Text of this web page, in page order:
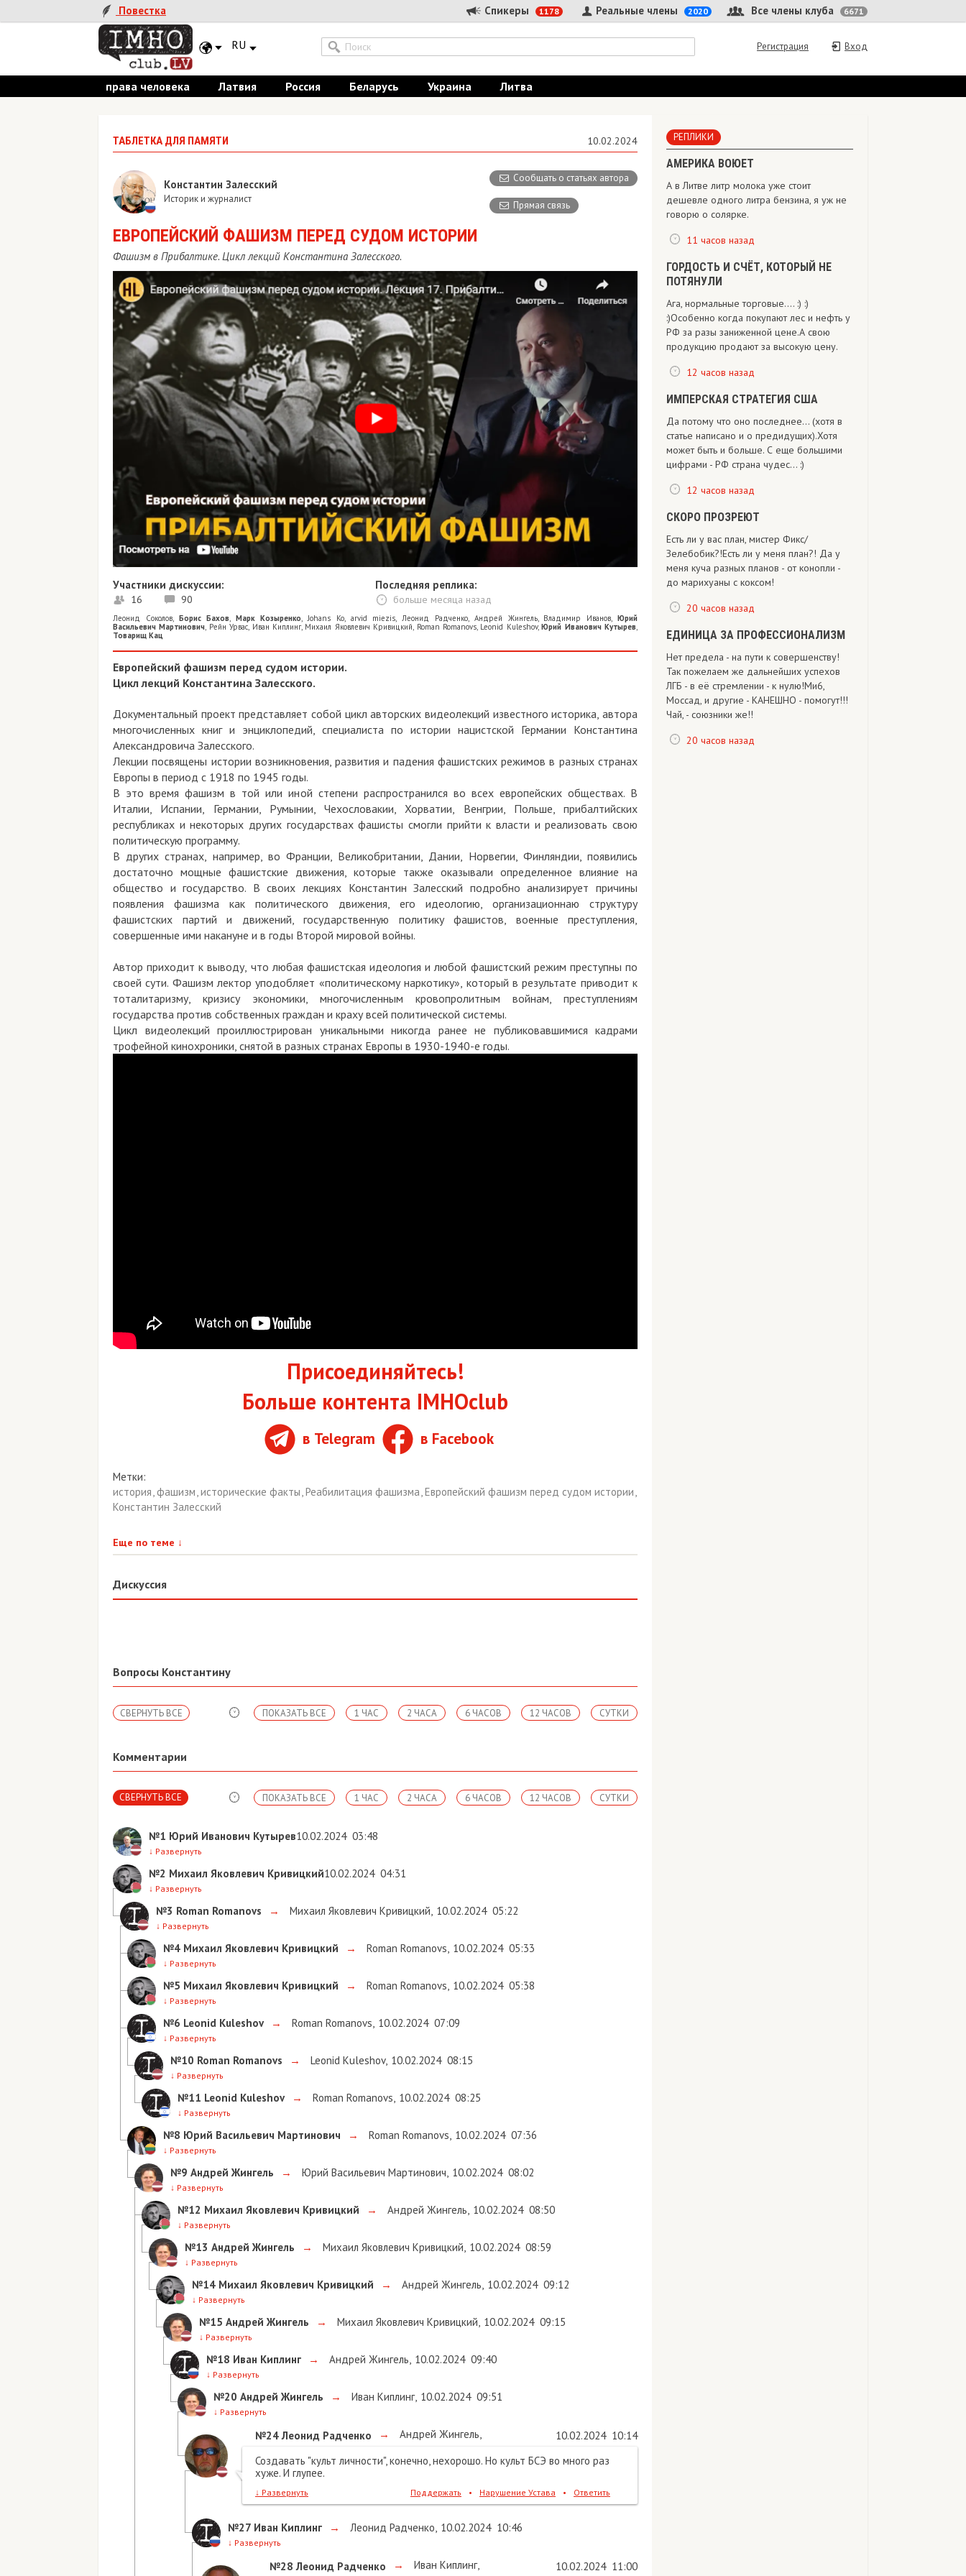
Повестка Спикеры 1178 Все члены клуба 6671
Реальные члены 2020
RU Вход
Регистрация
права человека Латвия Россия Беларусь Украина Литва
ТАБЛЕТКА ДЛЯ ПАМЯТИ 10.02.2024
Сообщать о статьях автора
Прямая связь
Константин Залесский
Историк и журналист
ЕВРОПЕЙСКИЙ ФАШИЗМ ПЕРЕД СУДОМ ИСТОРИИ
Фашизм в Прибалтике. Цикл лекций Константина Залесского.
Участники дискуссии:
16 90
Последняя реплика:
больше месяца назад
Леонид Соколов, Борис Бахов,Марк Козыренко,Johans Ko, arvid miezis,Леонид Радченко, Андрей Жингель, Владимир Иванов, Юрий
Васильевич Мартинович, Рейн Урвас, Иван Киплинг, Михаил Яковлевич Кривицкий, Roman Romanovs, Leonid Kuleshov,Юрий Иванович Кутырев,
Товарищ Кац
Европейский фашизм перед судом истории.
Цикл лекций Константина Залесского.
Документальный проект представляет собой цикл авторских видеолекций известного историка, автора
многочисленных книг и энциклопедий, специалиста по истории нацистской Германии Константина
Александровича Залесского.
Лекции посвящены истории возникновения, развития и падения фашистских режимов в разных странах
Европы в период с 1918 по 1945 годы.
В это время фашизм в той или иной степени распространился во всех европейских обществах. В
Италии, Испании, Германии, Румынии, Чехословакии, Хорватии, Венгрии, Польше, прибалтийских
республиках и некоторых других государствах фашисты смогли прийти к власти и реализовать свою
политическую программу.
В других странах, например, во Франции, Великобритании, Дании, Норвегии, Финляндии, появились
достаточно мощные фашистские движения, которые также оказывали определенное влияние на
общество и государство. В своих лекциях Константин Залесский подробно анализирует причины
появления фашизма как политического движения, его идеологию, организационнаю структуру
фашистских партий и движений, государственную политику фашистов, военные преступления,
совершенные ими накануне и в годы Второй мировой войны.
Автор приходит к выводу, что любая фашистская идеология и любой фашистский режим преступны по
своей сути. Фашизм лектор уподобляет «политическому наркотику», который в результате приводит к
тоталитаризму, кризису экономики, многочисленным кровопролитным войнам, преступлениям
государства против собственных граждан и краху всей политической системы.
Цикл видеолекций проиллюстрирован уникальными никогда ранее не публиковавшимися кадрами
трофейной кинохроники, снятой в разных странах Европы в 1930-1940-е годы.
Присоединяйтесь!
Больше контента IMHOclub
в Telegram в Facebook
Метки:
история фашизм исторические факты Реабилитация фашизма Европейский фашизм перед судом истории
Константин Залесский
Еще по теме ↓
Дискуссия
Вопросы Константину
СВЕРНУТЬ ВСЕ СУТКИ
12 ЧАСОВ
6 ЧАСОВ
2 ЧАСА
1 ЧАС
ПОКАЗАТЬ ВСЕ
Комментарии
СВЕРНУТЬ ВСЕ СУТКИ
12 ЧАСОВ
6 ЧАСОВ
2 ЧАСА
1 ЧАС
ПОКАЗАТЬ ВСЕ
№1 Юрий Иванович Кутырев10.02.2024 03:48
↓ Развернуть
№2 Михаил Яковлевич Кривицкий10.02.2024 04:31
↓ Развернуть
№3 Roman Romanovs → Михаил Яковлевич Кривицкий 10.02.2024 05:22
↓ Развернуть
№4 Михаил Яковлевич Кривицкий → Roman Romanovs 10.02.2024 05:33
↓ Развернуть
№5 Михаил Яковлевич Кривицкий → Roman Romanovs 10.02.2024 05:38
↓ Развернуть
№6 Leonid Kuleshov → Roman Romanovs 10.02.2024 07:09
↓ Развернуть
№10 Roman Romanovs → Leonid Kuleshov, 10.02.2024 08:15
↓ Развернуть
№11 Leonid Kuleshov → Roman Romanovs 10.02.2024 08:25
↓ Развернуть
№8 Юрий Васильевич Мартинович → Roman Romanovs 10.02.2024 07:36
↓ Развернуть
№9 Андрей Жингель → Юрий Васильевич Мартинович 10.02.2024 08:02
↓ Развернуть
№12 Михаил Яковлевич Кривицкий → Андрей Жингель 10.02.2024 08:50
↓ Развернуть
№13 Андрей Жингель → Михаил Яковлевич Кривицкий 10.02.2024 08:59
↓ Развернуть
№14 Михаил Яковлевич Кривицкий → Андрей Жингель 10.02.2024 09:12
↓ Развернуть
№15 Андрей Жингель → Михаил Яковлевич Кривицкий 10.02.2024 09:15
↓ Развернуть
№18 Иван Киплинг → Андрей Жингель 10.02.2024 09:40
↓ Развернуть
№20 Андрей Жингель → Иван Киплинг, 10.02.2024 09:51
↓ Развернуть
№24Леонид Радченко → Андрей Жингель 10.02.2024 10:14
Создавать "культ личности", конечно, нехорошо. Но культ БСЭ во много раз
хуже. И глупее.
↓ Развернуть Поддержать • Нарушение Устава • Ответить
№27 Иван Киплинг → Леонид Радченко 10.02.2024 10:46
↓ Развернуть
№28 Леонид Радченко → Иван Киплинг, 10.02.2024 11:00
РЕПЛИКИ
АМЕРИКА ВОЮЕТ
А в Литве литр молока уже стоит
дешевле одного литра бензина, я уж не
говорю о солярке.
11 часов назад
ГОРДОСТЬ И СЧЁТ, КОТОРЫЙ НЕ
ПОТЯНУЛИ
Ага, нормальные торговые.... :) :)
:)Особенно когда покупают лес и нефть у
РФ за разы заниженной цене.А свою
продукцию продают за высокую цену.
12 часов назад
ИМПЕРСКАЯ СТРАТЕГИЯ США
Да потому что оно последнее... (хотя в
статье написано и о предидущих).Хотя
может быть и больше. С еще большими
цифрами - РФ страна чудес... :)
12 часов назад
СКОРО ПРОЗРЕЮТ
Есть ли у вас план, мистер Фикс/
Зелебобик?!Есть ли у меня план?! Да у
меня куча разных планов - от конопли -
до марихуаны с коксом!
20 часов назад
ЕДИНИЦА ЗА ПРОФЕССИОНАЛИЗМ
Нет предела - на пути к совершенству!
Так пожелаем же дальнейших успехов
ЛГБ - в её стремлении - к нулю!Ми6,
Моссад, и другие - КАНЕШНО - помогут!!!
Чай, - союзники же!!
20 часов назад